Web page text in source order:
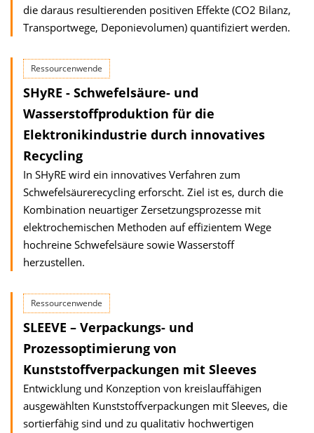
die daraus resultierenden positiven Effekte (CO2 Bilanz,
Transportwege, Deponievolumen) quantifiziert werden.
Ressourcenwende
SHyRE - Schwefelsäure- und
Wasserstoffproduktion für die
Elektronikindustrie durch innovatives
Recycling
In SHyRE wird ein innovatives Verfahren zum
Schwefelsäurerecycling erforscht. Ziel ist es, durch die
Kombination neuartiger Zersetzungsprozesse mit
elektro­chemischen Methoden auf effizientem Wege
hochreine Schwefelsäure sowie Wasserstoff
herzustellen.
Ressourcenwende
SLEEVE – Verpackungs- und
Prozessoptimierung von
Kunststoffverpackungen mit Sleeves
Entwicklung und Konzeption von kreislauffähigen
ausgewählten Kunststoffverpackungen mit Sleeves, die
sortierfähig sind und zu qualitativ hochwertigen